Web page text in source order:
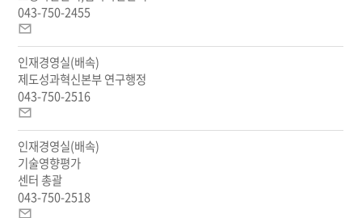
043-750-2455
메
일
인재경영실(배속)
제도성과혁신본부 연구행정
043-750-2516
메
일
인재경영실(배속)
기술영향평가
센터 총괄
043-750-2518